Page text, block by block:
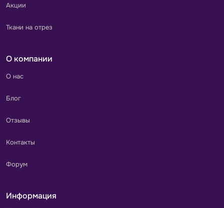
Акции
Ткани на отрез
О компании
О нас
Блог
Отзывы
Контакты
Форум
Информация